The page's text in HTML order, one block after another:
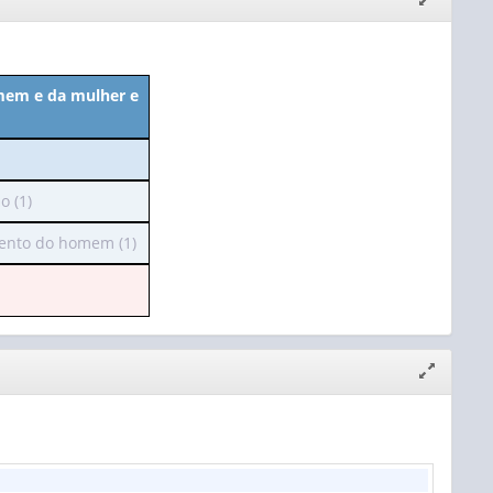
janela
e da mulher e
(1)
do homem (1)
janela